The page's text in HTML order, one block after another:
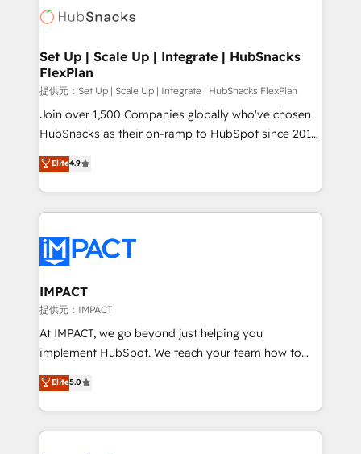
WooCommerce, BuilderTrend, and more Experience
the difference — reach out to see how AI + HubSpot
HubSpot development: websites, custom modules,
marketing, advertising, campaigns, content and
design We connect people, data and technology to
improve customer experiences. With our bright
people, exciting ideas and can-do mentality, we
ensure revenue growth on a daily basis. So tell us
team of 100+ experts is ready for you! Driving digital
growth | www.brightdigital.com
Set Up | Scale Up | Integrate | HubSnacks
FlexPlan
提供元：Set Up | Scale Up | Integrate | HubSnacks FlexPlan
Join over 1,500 Companies globally who've chosen
HubSnacks as their on-ramp to HubSpot since 2014
Simple pay-as-you-go plans that accelerate value...
1️⃣ Set Up | Onboarding New or Check-fixing existing
HubSpot portals 2️⃣ Scale Up | 100% HubSpot Task
Execution... Global 24/7 ... All Experts 3️⃣ Integrate |
Slash months from your API Integration project... ⬅️
Click "Contact Business" ⬅️ to access 150+ Kickstart
Integration templates that put HubSpot in the center
of your tech stack, syncing... 🛍️ Shopify or
WooCommerce 💲 Stripe or Paypal 💰 Sage or
Netsuite 🤖 Google or Microsoft ✍️ DocuSign or
the rare Advanced "Custom Integrations"
Accreditation, securely sync data across... 🔄 any
Elite4.9
IMPACT
提供元：IMPACT
At IMPACT, we go beyond just helping you
implement HubSpot. We teach your team how to
master it. As the creators of the Endless Customers
System™ (the next evolution of They Ask, You
Answer), we’re the only HubSpot partner built
entirely around coaching and training. That means
Elite5.0